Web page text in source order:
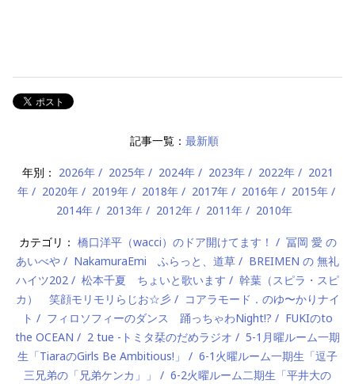
記事一覧： 最新順
年別： 2026年 2025年 2024年 2023年 2022年
2021
年
2020年 2019年 2018年 2017年 2016年
2015年
2014年
2013年 2012年 2011年 2010年
カテゴリ： 橋口洋平（wacci）のドア開けてます！
冨岡 愛 の
あいべや
NakamuraEmi ふらっと、道草
BREIMEN の 無礼
ハイツ202
松本千夏 ちょいと歌います
幹葉（スピラ・スピ
カ） 笑顔モリモリらじお☆彡
コアラモード．のゆ〜かりナイ
ト
フィロソフィーのダンス 踊っちゃわNight!?
FUKIのto
the OCEAN
2 tue -トミタ栞のだめラジオ
5-1月曜ルーム一期
生「TiaraのGirls Be Ambitious!」
6-1火曜ルーム一期生「逗子
三兄弟の「兄弟ケンカ」」
6-2火曜ルーム二期生「平井大の